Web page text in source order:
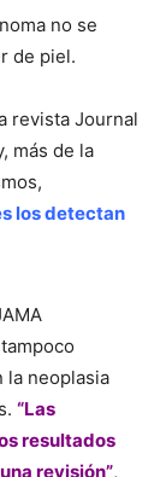
no se
de piel.
revista Journal
más de la
los detectan
la neoplasia
“Las
resultados
revisión”,